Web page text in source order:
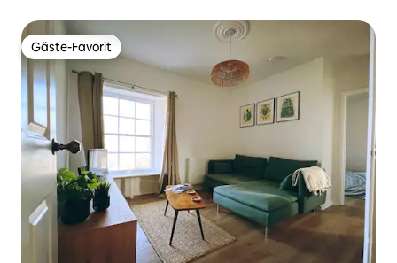
Gäste-Favorit
Gäste-Favorit